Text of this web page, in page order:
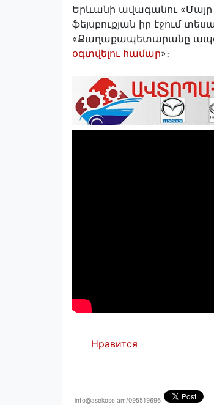
Երևանի ավագանու
ֆեյսբուքյան իր էջում
«Քաղաքապետարանը
օգտվելու համար»։
Нравится
info@asekose.am/095519696